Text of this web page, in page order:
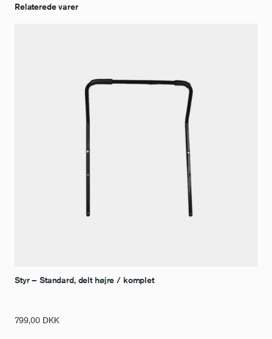
Relaterede varer
Styr – Standard, delt højre / komplet
799,00 DKK